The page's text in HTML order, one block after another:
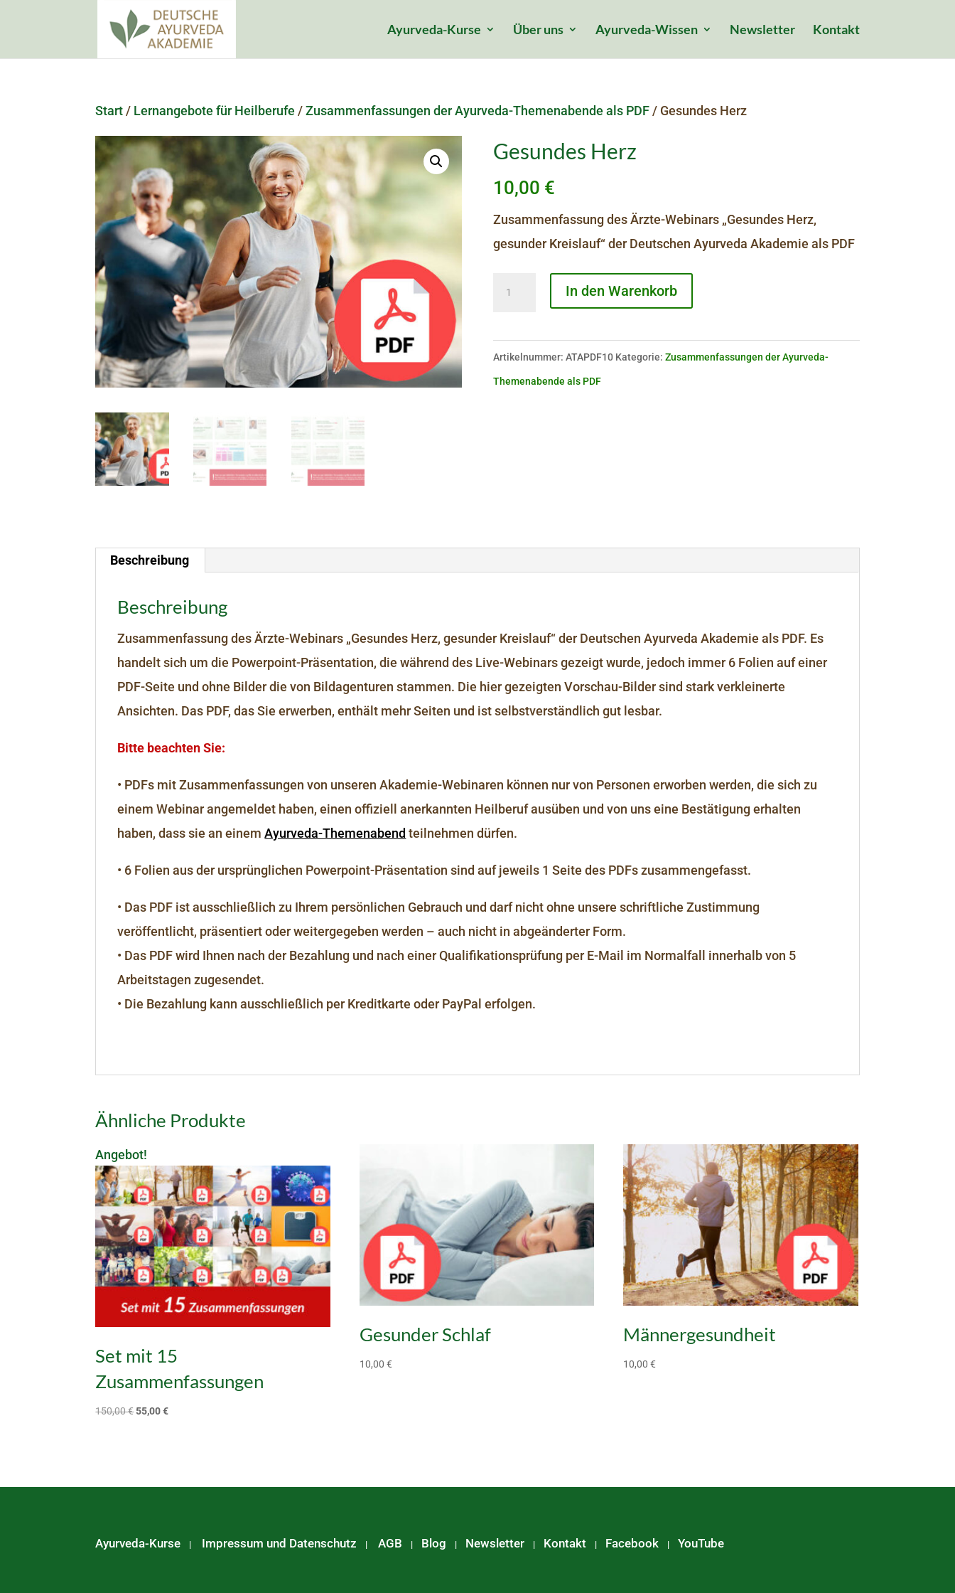
Ayurveda-Kurse Über uns Ayurveda-Wissen Newsletter Kontakt
Start / Lernangebote für Heilberufe /Zusammenfassungen der Ayurveda-Themenabende als PDF / Gesundes Herz
Gesundes Herz
10,00 €
Zusammenfassung des Ärzte-Webinars „Gesundes Herz,
gesunder Kreislauf“ der Deutschen Ayurveda Akademie als PDF
In den Warenkorb
Artikelnummer: ATAPDF10 Kategorie: Zusammenfassungen der Ayurveda-
Themenabende als PDF
Beschreibung
Beschreibung
Zusammenfassung des Ärzte-Webinars „Gesundes Herz, gesunder Kreislauf“ der Deutschen Ayurveda Akademie als PDF. Es
handelt sich um die Powerpoint-Präsentation, die während des Live-Webinars gezeigt wurde, jedoch immer 6 Folien auf einer
PDF-Seite und ohne Bilder die von Bildagenturen stammen. Die hier gezeigten Vorschau-Bilder sind stark verkleinerte
Ansichten. Das PDF, das Sie erwerben, enthält mehr Seiten und ist selbstverständlich gut lesbar.
Bitte beachten Sie:
• PDFs mit Zusammenfassungen von unseren Akademie-Webinaren können nur von Personen erworben werden, die sich zu
einem Webinar angemeldet haben, einen offiziell anerkannten Heilberuf ausüben und von uns eine Bestätigung erhalten
haben, dass sie an einemAyurveda-Themenabend teilnehmen dürfen.
• 6 Folien aus der ursprünglichen Powerpoint-Präsentation sind auf jeweils 1 Seite des PDFs zusammengefasst.
• Das PDF ist ausschließlich zu Ihrem persönlichen Gebrauch und darf nicht ohne unsere schriftliche Zustimmung
veröffentlicht, präsentiert oder weitergegeben werden – auch nicht in abgeänderter Form.
• Das PDF wird Ihnen nach der Bezahlung und nach einer Qualifikationsprüfung per E-Mail im Normalfall innerhalb von 5
Arbeitstagen zugesendet.
• Die Bezahlung kann ausschließlich per Kreditkarte oder PayPal erfolgen.
Ähnliche Produkte
Angebot!
Set mit 15
Zusammenfassungen
150,00€Ursprünglicher
55,00€Aktueller
Gesunder Schlaf
10,00 €
Männergesundheit
10,00€
Ayurveda-Kurse | Impressum und Datenschutz |AGB | Blog | Newsletter | Kontakt | Facebook |YouTube